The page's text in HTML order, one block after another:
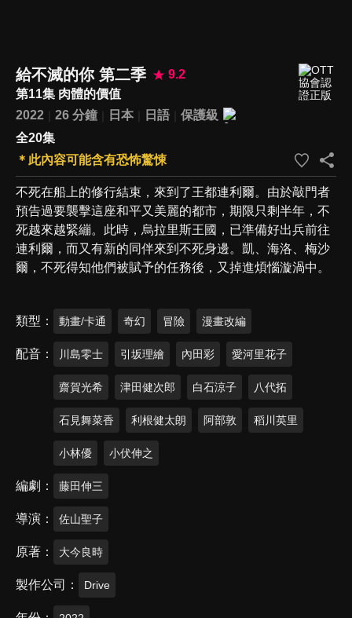
給不滅的你 第二季
9.2
第11集 肉體的價值
2022
26 分鐘 日本 日語
保護級
全20集
＊此內容可能含有恐怖驚悚
不死在船上的修行結束，來到了王都連利爾。由於敲門者
預告過要襲擊這座和平又美麗的都市，期限只剩半年，不
死越來越緊繃。此時，烏拉里斯王國，已準備好出兵前往
連利爾，而又有新的同伴來到不死身邊。凱、海洛、梅沙
爾，不死得知他們被賦予的任務後，又掉進煩惱漩渦中。
類型 動畫/卡通 奇幻 冒險 漫畫改編
配音 川島零士 引坂理繪 內田彩 愛河里花子
齋賀光希 津田健次郎 白石涼子 八代拓
石見舞菜香 利根健太朗 阿部敦 稻川英里
小林優 小伏伸之
編劇 藤田伸三
導演 佐山聖子
原著 大今良時
製作公司 Drive